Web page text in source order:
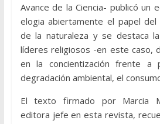
Avance de la Ciencia- publicó un
elogia abiertamente el papel
de la naturaleza y se destaca
líderes religiosos -en este caso,
en la concientización frente a
degradación ambiental, el
El texto firmado por Marcia
editora jefe en esta revista,